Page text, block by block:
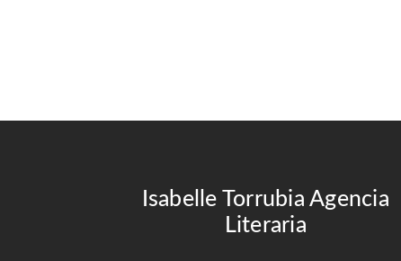
Isabelle Torrubia Agencia
Literaria